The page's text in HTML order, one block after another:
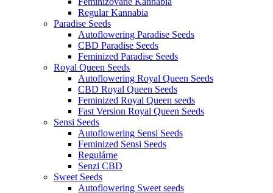
Regular Kannabia
Paradise Seeds
Autoflowering Paradise Seeds
CBD Paradise Seeds
Feminized Paradise Seeds
Royal Queen Seeds
Autoflowering Royal Queen Seeds
CBD Royal Queen Seeds
Feminized Royal Queen seeds
Fast Version Royal Queen Seeds
Sensi Seeds
Autoflowering Sensi Seeds
Feminized Sensi Seeds
Regulárne
Senzi CBD
Sweet Seeds
Autoflowering Sweet seeds